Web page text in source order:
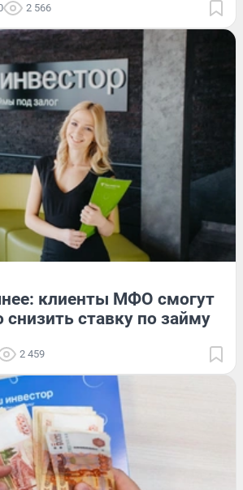
2 566
клиенты МФО смогут
ставку по займу
2 459